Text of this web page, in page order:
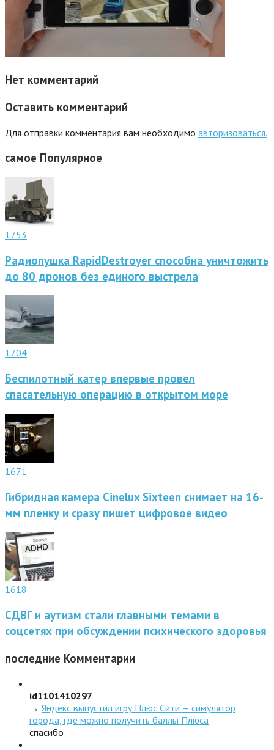
Нет комментарий
Оставить комментарий
Для отправки комментария вам необходимо авторизоваться.
самое Популярное
1753
Радиопушка RapidDestroyer способна уничтожить
до 80 дронов без единого выстрела
1704
Беспилотный катер впервые провел
спасательную операцию в открытом море
1671
Гибридная камера Cinelux Sixteen снимает на 16-
мм пленку и сразу пишет цифровое видео
1618
СДВГ и аутизм стали главными темами в
соцсетях при обсуждении психического здоровья
последние Комментарии
id1101410297
→ Яндекс выпустил игру Плюс Сити — симулятор
города, где можно получить баллы Плюса
спасибо